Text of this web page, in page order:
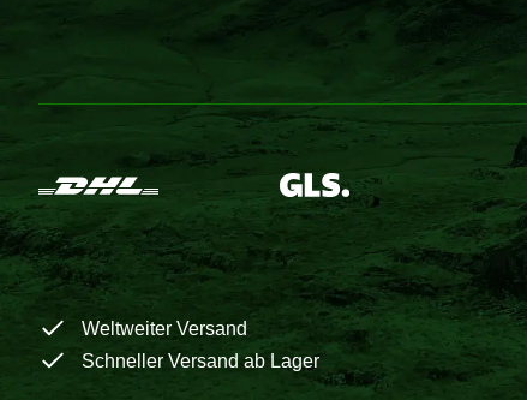
Weltweiter Versand
Schneller Versand ab Lager